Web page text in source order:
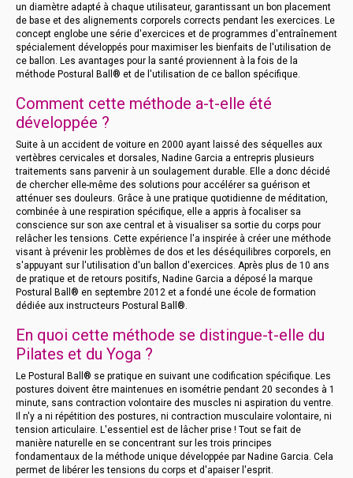
un diamètre adapté à chaque utilisateur, garantissant un bon placement
de base et des alignements corporels corrects pendant les exercices. Le
concept englobe une série d'exercices et de programmes d'entraînement
spécialement développés pour maximiser les bienfaits de l'utilisation de
ce ballon. Les avantages pour la santé proviennent à la fois de la
méthode Postural Ball® et de l'utilisation de ce ballon spécifique.
Comment cette méthode a-t-elle été
développée ?
Suite à un accident de voiture en 2000 ayant laissé des séquelles aux
vertèbres cervicales et dorsales, Nadine Garcia a entrepris plusieurs
traitements sans parvenir à un soulagement durable. Elle a donc décidé
de chercher elle-même des solutions pour accélérer sa guérison et
atténuer ses douleurs. Grâce à une pratique quotidienne de méditation,
combinée à une respiration spécifique, elle a appris à focaliser sa
conscience sur son axe central et à visualiser sa sortie du corps pour
relâcher les tensions. Cette expérience l'a inspirée à créer une méthode
visant à prévenir les problèmes de dos et les déséquilibres corporels, en
s'appuyant sur l'utilisation d'un ballon d'exercices. Après plus de 10 ans
de pratique et de retours positifs, Nadine Garcia a déposé la marque
Postural Ball® en septembre 2012 et a fondé une école de formation
dédiée aux instructeurs Postural Ball®.
En quoi cette méthode se distingue-t-elle du
Pilates et du Yoga ?
Le Postural Ball® se pratique en suivant une codification spécifique. Les
postures doivent être maintenues en isométrie pendant 20 secondes à 1
minute, sans contraction volontaire des muscles ni aspiration du ventre.
Il n'y a ni répétition des postures, ni contraction musculaire volontaire, ni
tension articulaire. L'essentiel est de lâcher prise ! Tout se fait de
manière naturelle en se concentrant sur les trois principes
fondamentaux de la méthode unique développée par Nadine Garcia. Cela
permet de libérer les tensions du corps et d'apaiser l'esprit.